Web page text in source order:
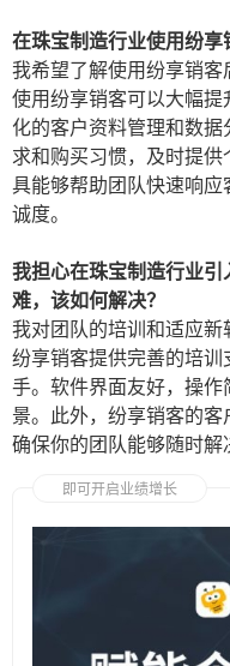
在珠宝制造行业使用纷享
我希望了解使用纷享销客
使用纷享销客可以大幅
化的客户资料管理和数
求和购买习惯，及时提
具能够帮助团队快速响
诚度。
我担心在珠宝制造行业
难，该如何解决？
我对团队的培训和适应新
纷享销客提供完善的培
手。软件界面友好，操
景。此外，纷享销客的客
确保你的团队能够随时解
即可开启业绩增长